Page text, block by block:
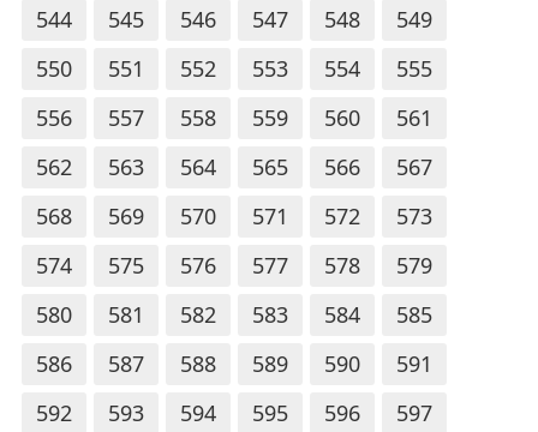
544
545 546 547 548
549
550
551 552 553 554
555
556
557 558 559 560
561
562
563 564 565 566
567
568
569 570 571 572
573
574
575 576 577 578
579
580
581 582 583 584
585
586
587 588 589 590
591
592
593 594 595 596
597